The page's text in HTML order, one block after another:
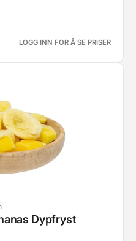
LOGG INN FOR Å SE PRISER
Dypfryst